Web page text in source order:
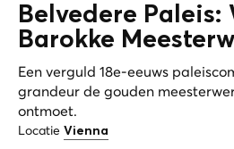
Belvedere Paleis:
Barokke
Een verguld 18e-eeuws
grandeur de gouden
ontmoet.
Locatie Vienna